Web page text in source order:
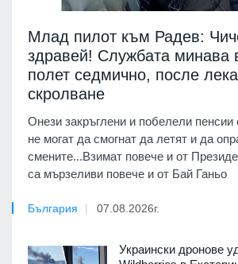
Млад пилот към Радев:
здравей! Службата минава
полет седмично, после
скролване
Онези закръглени и побелели пенсии
не могат да смогнат да летят и да
смените...Взимат повече и от
са мързеливи повече и от Бай Ганьо
България 07.08.2026г.
Украински дронове